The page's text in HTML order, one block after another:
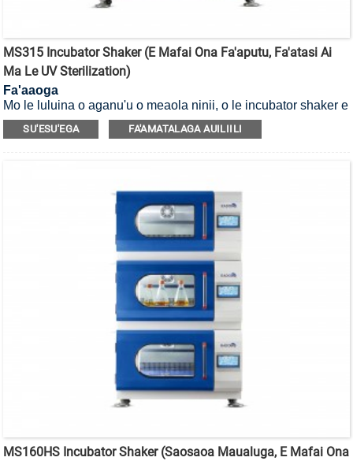
MS315 Incubator Shaker (E Mafai Ona Fa'aputu, Fa'atasi Ai
Ma Le UV Sterilization)
Fa'aaoga
Mo le luluina o aganu'u o meaola ninii, o le incubator shaker e
mafai ona fa'aputu ma fa'amama i le UV.
SU'ESU'EGA FA'AMATALAGA AUILIILI
MS160HS Incubator Shaker (Saosaoa Maualuga, E Mafai Ona